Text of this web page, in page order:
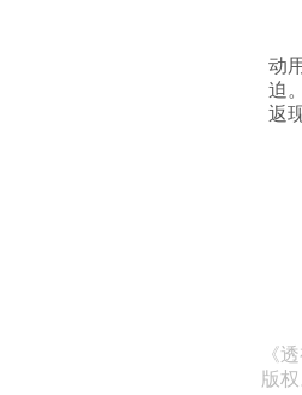
动
迫
返
《
版